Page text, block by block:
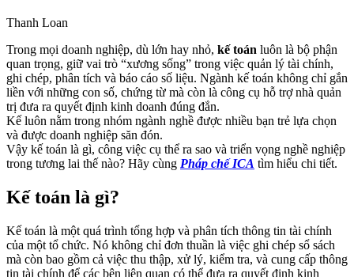
Thanh Loan
Trong mọi doanh nghiệp, dù lớn hay nhỏ, kế toán luôn là bộ phận
quan trọng, giữ vai trò “xương sống” trong việc quản lý tài chính,
ghi chép, phân tích và báo cáo số liệu. Ngành kế toán không chỉ gắn
liền với những con số, chứng từ mà còn là công cụ hỗ trợ nhà quản
trị đưa ra quyết định kinh doanh đúng đắn.
Kế luôn nằm trong nhóm ngành nghề được nhiều bạn trẻ lựa chọn
và được doanh nghiệp săn đón.
Vậy kế toán là gì, công việc cụ thể ra sao và triển vọng nghề nghiệp
trong tương lai thế nào? Hãy cùng Pháp chế ICA tìm hiểu chi tiết.
Kế toán là gì?
Kế toán là một quá trình tổng hợp và phân tích thông tin tài chính
của một tổ chức. Nó không chỉ đơn thuần là việc ghi chép sổ sách
mà còn bao gồm cả việc thu thập, xử lý, kiểm tra, và cung cấp thông
tin tài chính để các bên liên quan có thể đưa ra quyết định kinh